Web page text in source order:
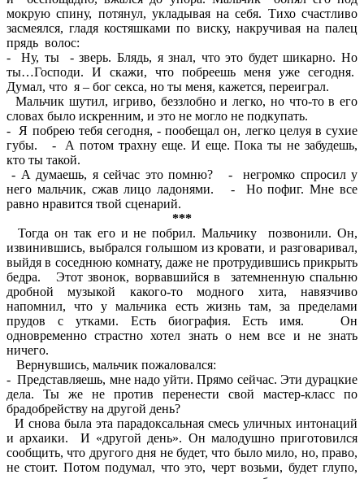
мокрую спину, потянул, укладывая на себя. Тихо счастливо
засмеялся, гладя костяшками по виску, накручивая на палец
прядь волос:
- Ну, ты - зверь. Блядь, я знал, что это будет шикарно. Но
ты…Господи. И скажи, что побреешь меня уже сегодня.
Думал, что я – бог секса, но ты меня, кажется, переиграл.
Мальчик шутил, игриво, беззлобно и легко, но что-то в его
словах было искренним, и это не могло не подкупать.
- Я побрею тебя сегодня, - пообещал он, легко целуя в сухие
губы. - А потом трахну еще. И еще. Пока ты не забудешь,
кто ты такой.
- А думаешь, я сейчас это помню? - негромко спросил у
него мальчик, сжав лицо ладонями. - Но пофиг. Мне все
равно нравится твой сценарий.
***
Тогда он так его и не побрил. Мальчику позвонили. Он,
извинившись, выбрался голышом из кровати, и разговаривал,
выйдя в соседнюю комнату, даже не протрудившись прикрыть
бедра. Этот звонок, ворвавшийся в затемненную спальню
дробной музыкой какого-то модного хита, навязчиво
напомнил, что у мальчика есть жизнь там, за пределами
прудов с утками. Есть биография. Есть имя. Он
одновременно страстно хотел знать о нем все и не знать
ничего.
Вернувшись, мальчик пожаловался:
- Представляешь, мне надо уйти. Прямо сейчас. Эти дурацкие
дела. Ты же не против перенести свой мастер-класс по
брадобрейству на другой день?
И снова была эта парадоксальная смесь уличных интонаций
и архаики. И «другой день». Он малодушно приготовился
сообщить, что другого дня не будет, что было мило, но, право,
не стоит. Потом подумал, что это, черт возьми, будет глупо,